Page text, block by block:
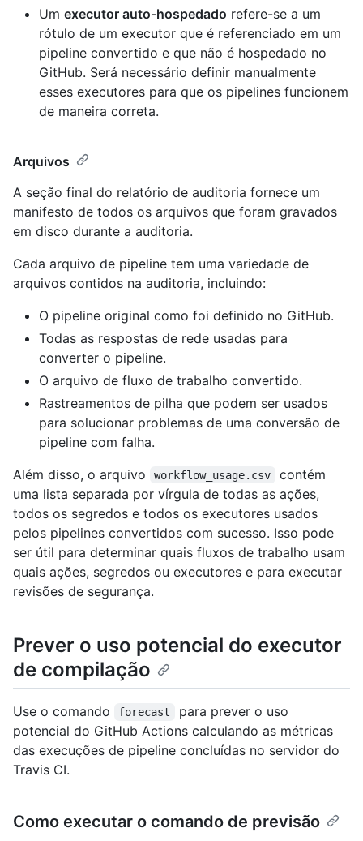
Um executor auto-hospedado refere-se a um
rótulo de um executor que é referenciado em um
pipeline convertido e que não é hospedado no
GitHub. Será necessário definir manualmente
esses executores para que os pipelines funcionem
de maneira correta.
Arquivos
A seção final do relatório de auditoria fornece um
manifesto de todos os arquivos que foram gravados
em disco durante a auditoria.
Cada arquivo de pipeline tem uma variedade de
arquivos contidos na auditoria, incluindo:
O pipeline original como foi definido no GitHub.
Todas as respostas de rede usadas para
converter o pipeline.
O arquivo de fluxo de trabalho convertido.
Rastreamentos de pilha que podem ser usados
para solucionar problemas de uma conversão de
pipeline com falha.
Além disso, o arquivo
workflow_usage.csv
contém
uma lista separada por vírgula de todas as ações,
todos os segredos e todos os executores usados
pelos pipelines convertidos com sucesso. Isso pode
ser útil para determinar quais fluxos de trabalho usam
quais ações, segredos ou executores e para executar
revisões de segurança.
Prever o uso potencial do executor
de compilação
Use o comando forecast
para prever o uso
potencial do GitHub Actions calculando as métricas
das execuções de pipeline concluídas no servidor do
Travis CI.
Como executar o comando de previsão